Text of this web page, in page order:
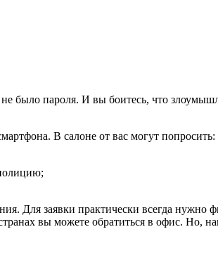
было пароля. И вы боитесь, что
В салоне от вас могут попросить:
Для заявки практически всегда нужно
вы можете обратиться в офис. Но,